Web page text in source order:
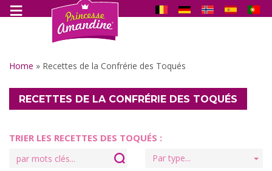
Home » Recettes de la Confrérie des Toqués
RECETTES DE LA CONFRÉRIE DES TOQUÉS
TRIER LES RECETTES DES TOQUÉS :
for:
Par type...